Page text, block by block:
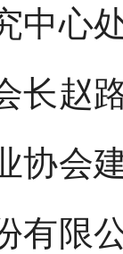
中心
长赵
协会
有限